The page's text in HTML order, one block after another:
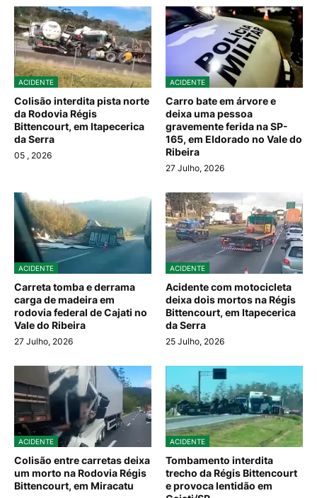
ACIDENTE
Colisão interdita pista norte
da Rodovia Régis
Bittencourt, em Itapecerica
da Serra
05 , 2026
ACIDENTE
Carro bate em árvore e
deixa uma pessoa
gravemente ferida na SP-
165, em Eldorado no Vale do
Ribeira
27 Julho, 2026
ACIDENTE
Carreta tomba e derrama
carga de madeira em
rodovia federal de Cajati no
Vale do Ribeira
27 Julho, 2026
ACIDENTE
Acidente com motocicleta
deixa dois mortos na Régis
Bittencourt, em Itapecerica
da Serra
25 Julho, 2026
ACIDENTE
Colisão entre carretas deixa
um morto na Rodovia Régis
Bittencourt, em Miracatu
ACIDENTE
Tombamento interdita
trecho da Régis Bittencourt
e provoca lentidão em